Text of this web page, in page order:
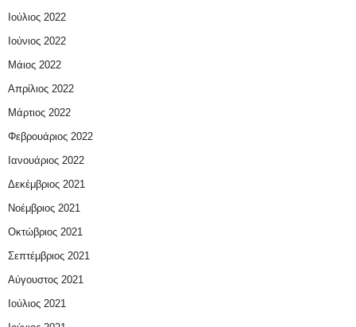
Ιούλιος 2022
Ιούνιος 2022
Μάιος 2022
Απρίλιος 2022
Μάρτιος 2022
Φεβρουάριος 2022
Ιανουάριος 2022
Δεκέμβριος 2021
Νοέμβριος 2021
Οκτώβριος 2021
Σεπτέμβριος 2021
Αύγουστος 2021
Ιούλιος 2021